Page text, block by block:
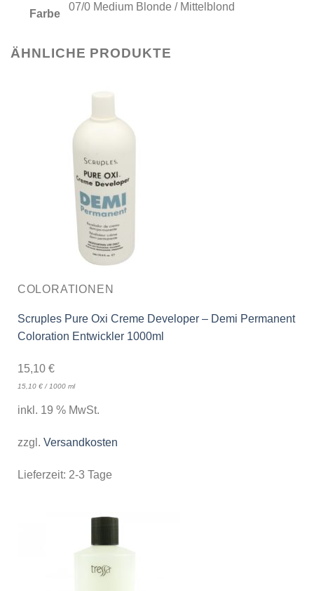
Farbe
07/0 Medium Blonde / Mittelblond
ÄHNLICHE PRODUKTE
COLORATIONEN
Scruples Pure Oxi Creme Developer – Demi Permanent
Coloration Entwickler 1000ml
15,10 €
15,10 €/1000 ml
inkl. 19 % MwSt.
zzgl. Versandkosten
Lieferzeit: 2-3 Tage